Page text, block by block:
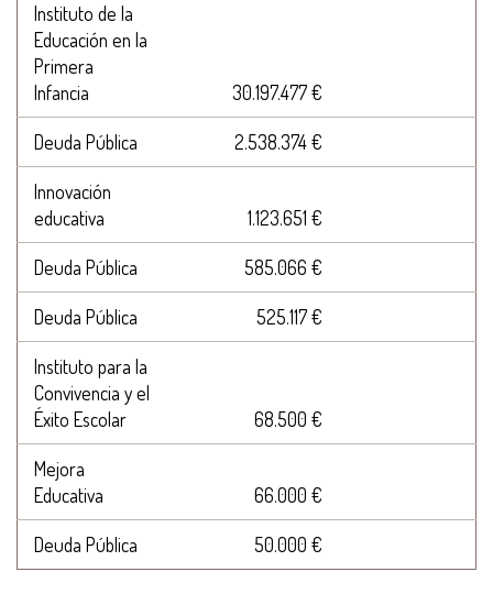
Instituto de la
Educación en la
Primera
Infancia
30.197.477 €
Deuda Pública 2.538.374 €
Innovación
educativa
1.123.651 €
Deuda Pública 585.066 €
Deuda Pública 525.117 €
Instituto para la
Convivencia y el
Éxito Escolar
68.500 €
Mejora
Educativa
66.000 €
Deuda Pública 50.000 €